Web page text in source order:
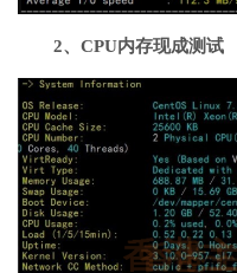
2、CPU内存现成测试